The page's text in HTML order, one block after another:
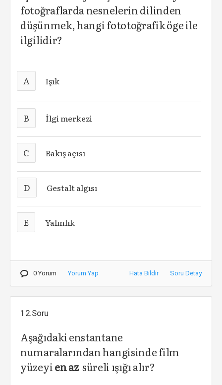
fotoğraflarda nesnelerin dilinden
düşünmek, hangi fototoğrafik öge ile
ilgilidir?
A Işık
B İlgi merkezi
C Bakış açısı
D Gestalt algısı
E Yalınlık
0 Yorum Yorum Yap Hata Bildir Soru Detay
12.Soru
Aşağıdaki enstantane
numaralarından hangisinde film
yüzeyien az süreli ışığı alır?